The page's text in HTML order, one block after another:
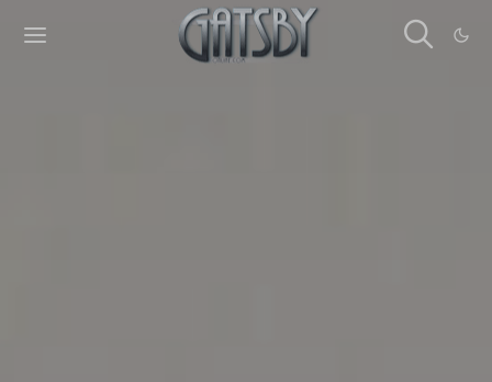
Cookies management panel